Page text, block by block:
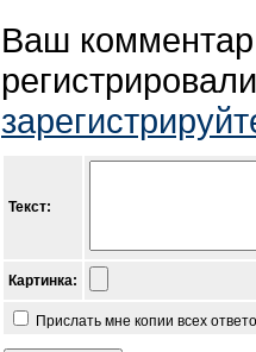
Ваш
Текст:
Картинка:
Прислать мне копии всех